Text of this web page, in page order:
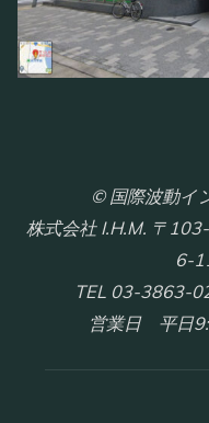
© 国際波動イ
株式会社 I.H.M. 〒
6-
TEL 03-3863-
営業日 平日